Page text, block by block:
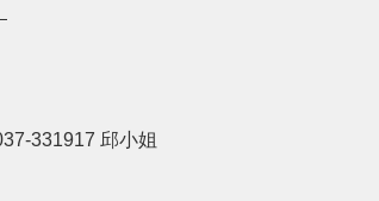
331917 邱小姐